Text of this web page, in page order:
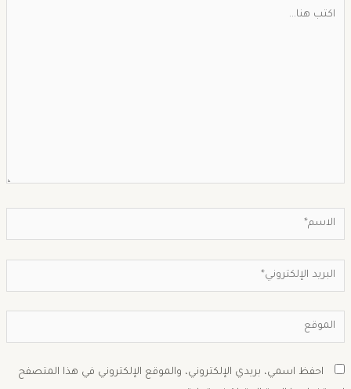
احفظ اسمي، بريدي الإلكتروني، والموقع الإلكتروني في هذا المتصفح